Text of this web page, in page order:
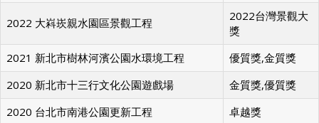
2022 大嵙崁親水園區景觀工程
2022台灣景觀大
獎
2021 新北市樹林河濱公園水環境工程
優質獎,金質獎
2020 新北市十三行文化公園遊戲場
金質獎,優質獎
2020 台北市南港公園更新工程
卓越獎